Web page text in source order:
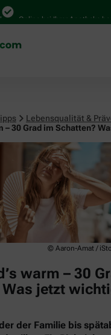
Online bei Ihrer Apotheke
Lebensqualität &
– 30 Grad im Schatten?
© Aaron-Amat /
warm – 30
Was jetzt
der Familie bis